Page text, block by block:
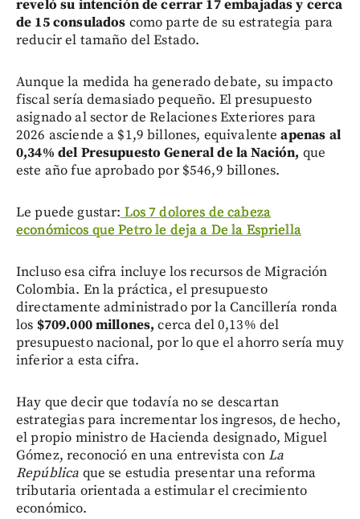
reveló su intención de cerrar 17 embajadas y cerca
de 15 consulados como parte de su estrategia para
reducir el tamaño del Estado.
Aunque la medida ha generado debate, su impacto
fiscal sería demasiado pequeño. El presupuesto
asignado al sector de Relaciones Exteriores para
2026 asciende a $1,9 billones, equivalenteapenas al
0,34% del Presupuesto General de la Nación, que
este año fue aprobado por $546,9 billones.
Le puede gustar: Los 7 dolores de cabeza
económicos que Petro le deja a De la Espriella
Incluso esa cifra incluye los recursos de Migración
Colombia. En la práctica, el presupuesto
directamente administrado por la Cancillería ronda
los $709.000 millones,cerca del 0,13% del
presupuesto nacional, por lo que el ahorro sería muy
inferior a esta cifra.
Hay que decir que todavía no se descartan
estrategias para incrementar los ingresos, de hecho,
el propio ministro de Hacienda designado, Miguel
Gómez, reconoció en una entrevista conLa
República que se estudia presentar una reforma
tributaria orientada a estimular el crecimiento
económico.